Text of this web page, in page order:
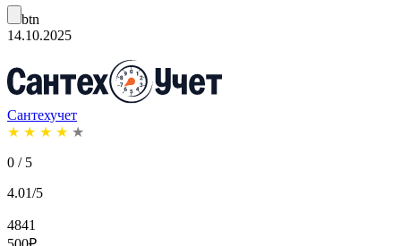
btn
14.10.2025
Сантехучет
★ ★ ★ ★ ★
0 / 5
4.01/5
4841